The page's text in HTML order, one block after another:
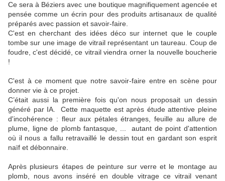
Ce sera à Béziers avec une boutique magnifiquement agencée et
pensée comme un écrin pour des produits artisanaux de qualité
préparés avec passion et savoir-faire.
C'est en cherchant des idées déco sur internet que le couple
tombe sur une image de vitrail représentant un taureau. Coup de
foudre, c'est décidé, ce vitrail viendra orner la nouvelle boucherie
!
C'est à ce moment que notre savoir-faire entre en scène pour
donner vie à ce projet.
C’était aussi la première fois qu'on nous proposait un dessin
généré par IA. Cette maquette est après étude attentive pleine
d'incohérence : fleur aux pétales étranges, feuille au allure de
plume, ligne de plomb fantasque, ... autant de point d'attention
où il nous a fallu retravaillé le dessin tout en gardant son esprit
naïf et débonnaire.
Après plusieurs étapes de peinture sur verre et le montage au
plomb, nous avons inséré en double vitrage ce vitrail venant